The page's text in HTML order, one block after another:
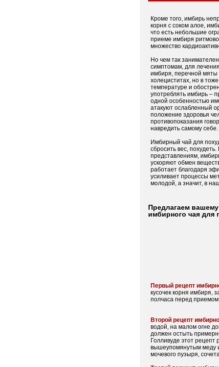
Кроме того, имбирь
корня с соком алое,
что есть небольшие
приеме имбиря
множество
Но чем так
симптомам, для
имбиря, перечной мяты
холециститах, но в
температуре и
употреблять имбирь –
одной особенностью
атакуют ослабленный
положение здоровья
противопоказания
навредить самому
Имбирный чай для
сбросить вес,
представлениям,
ускоряют обмен
работает благодаря
усиливает процессы
молодой, а значит, в
Предлагаем
имбирного чая для
Первый рецепт
кусочек корня имбиря,
полчаса перед
Второй рецепт
водой, на малом огне
должен остыть
Голливуде этот
вышеупомянутым меду
мочевого пузыря,